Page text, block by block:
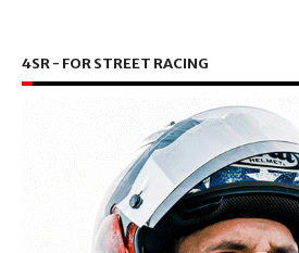
4SR - FOR STREET RACING